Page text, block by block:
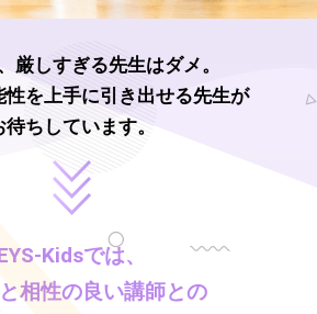
厳しすぎる先生はダメ。
性を上手に引き出せる先生が
待ちしています。
Kidsでは、
相性の良い講師との